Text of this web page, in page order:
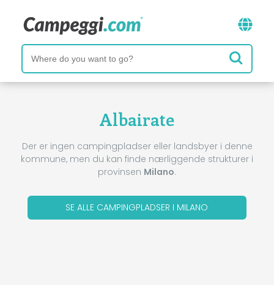
Albairate
Der er ingen campingpladser eller landsbyer i denne
kommune, men du kan finde nærliggende strukturer i
provinsen Milano.
SE ALLE CAMPINGPLADSER I MILANO